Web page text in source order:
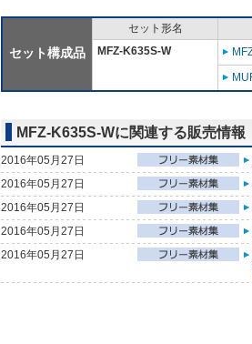
セット構成品
セット形名
MFZ-K635S-W
MFZ-K635S-Wに関連する販売情報
2016年05月27日
2016年05月27日
2016年05月27日
2016年05月27日
2016年05月27日